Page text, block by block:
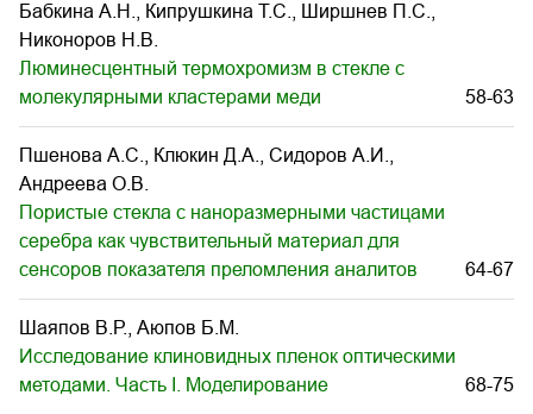
Бабкина А.Н., Кипрушкина Т.С., Ширшнев П.С.,
Никоноров Н.В.
Люминесцентный термохромизм в стекле с
молекулярными кластерами меди
58-63
Пшенова А.С., Клюкин Д.А., Сидоров А.И.,
Андреева О.В.
Пористые стекла с наноразмерными частицами
серебра как чувствительный материал для
сенсоров показателя преломления аналитов
64-67
Шаяпов В.Р., Аюпов Б.М.
Исследование клиновидных пленок оптическими
методами. Часть I. Моделирование
68-75